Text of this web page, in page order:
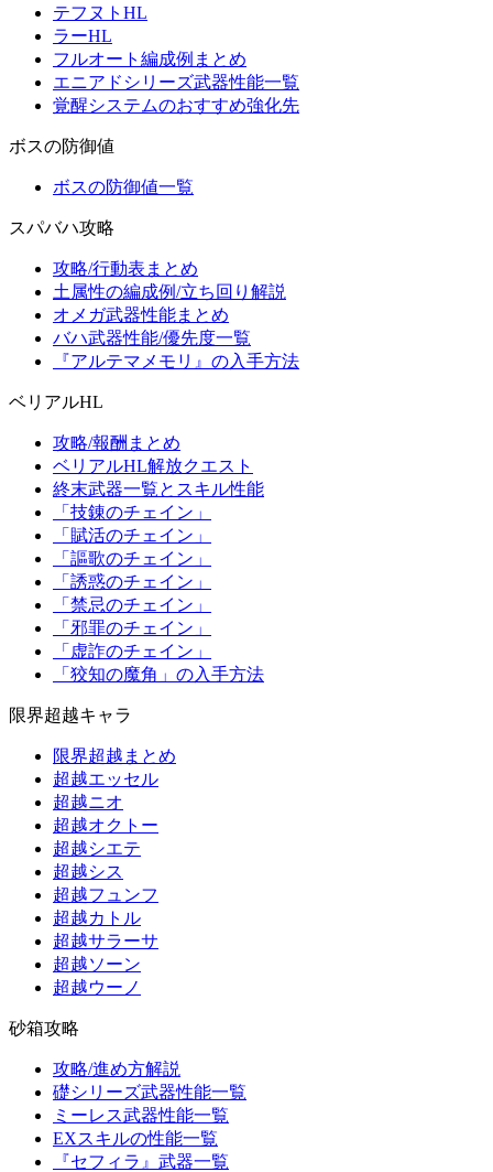
テフヌトHL
ラーHL
フルオート編成例まとめ
エニアドシリーズ武器性能一覧
覚醒システムのおすすめ強化先
ボスの防御値
ボスの防御値一覧
スパバハ攻略
攻略/行動表まとめ
土属性の編成例/立ち回り解説
オメガ武器性能まとめ
バハ武器性能/優先度一覧
『アルテマメモリ』の入手方法
ベリアルHL
攻略/報酬まとめ
ベリアルHL解放クエスト
終末武器一覧とスキル性能
「技錬のチェイン」
「賦活のチェイン」
「謳歌のチェイン」
「誘惑のチェイン」
「禁忌のチェイン」
「邪罪のチェイン」
「虚詐のチェイン」
「狡知の魔角」の入手方法
限界超越キャラ
限界超越まとめ
超越エッセル
超越ニオ
超越オクトー
超越シエテ
超越シス
超越フュンフ
超越カトル
超越サラーサ
超越ソーン
超越ウーノ
砂箱攻略
攻略/進め方解説
礎シリーズ武器性能一覧
ミーレス武器性能一覧
EXスキルの性能一覧
『セフィラ』武器一覧